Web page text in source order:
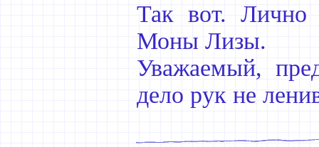
Так вот.
Моны Лизы.
Уважаемый,
дело рук не